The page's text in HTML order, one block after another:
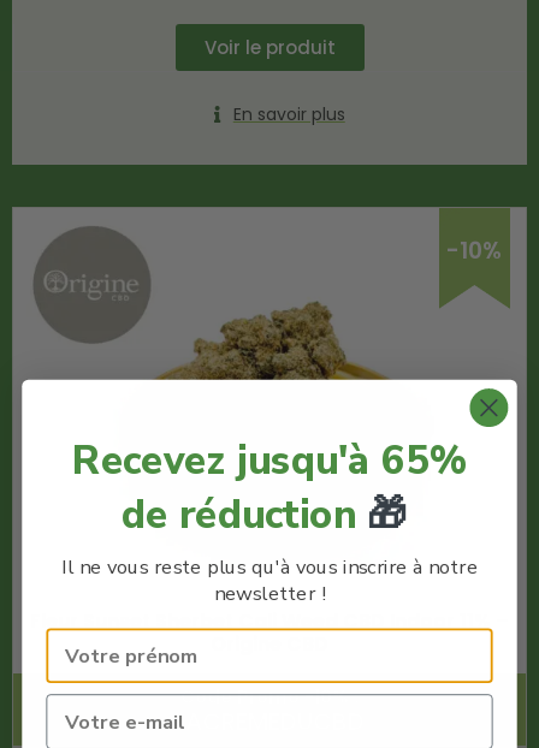
Voir le produit
En savoir plus
-10%
Fleur Sunset Sherbet Cali Weed CBD Indoor 11% –
Code Promo -10% :
LACREMEDUCBD
Recevez jusqu'à 65%
de réduction 🎁
Il ne vous reste plus qu'à vous inscrire à notre
newsletter !